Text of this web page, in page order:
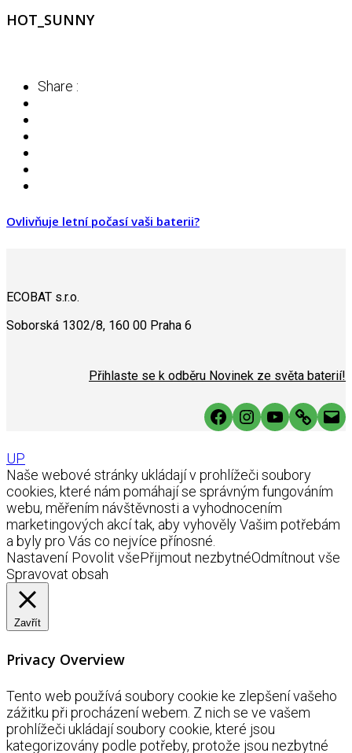
HOT_SUNNY
Share :
Ovlivňuje letní počasí vaši baterii?
ECOBAT s.r.o.
Soborská 1302/8, 160 00 Praha 6
Přihlaste se k odběru Novinek ze světa baterií!
Facebook
Instagram
YouTube
Link
UP
Naše webové stránky ukládají v prohlížeči soubory
cookies, které nám pomáhají se správným fungováním
webu, měřením návštěvnosti a vyhodnocením
marketingových akcí tak, aby vyhověly Vašim potřebám
a byly pro Vás co nejvíce přínosné.
Nastavení Povolit všePřijmout nezbytnéOdmítnout vše
Spravovat obsah
Zavřít
Privacy Overview
Tento web používá soubory cookie ke zlepšení vašeho
zážitku při procházení webem. Z nich se ve vašem
prohlížeči ukládají soubory cookie, které jsou
kategorizovány podle potřeby, protože jsou nezbytné